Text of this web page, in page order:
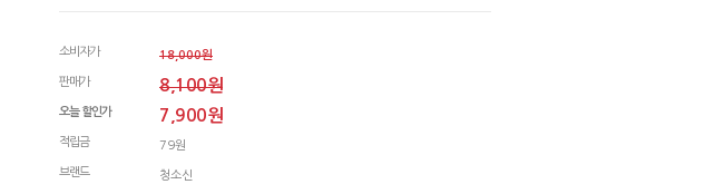
소비자가 18,000원
판매가 8,100원
오늘 할인가 7,900원
적립금 79원
브랜드 청소신